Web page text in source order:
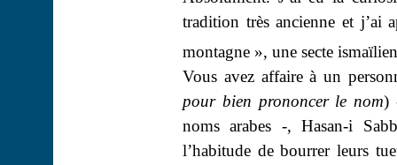
tradition très ancienne et j’ai
montagne », une secte
Vous avez affaire à un
pour bien prononcer le nom)
noms arabes -, Hasan-i
l’habitude de bourrer leurs